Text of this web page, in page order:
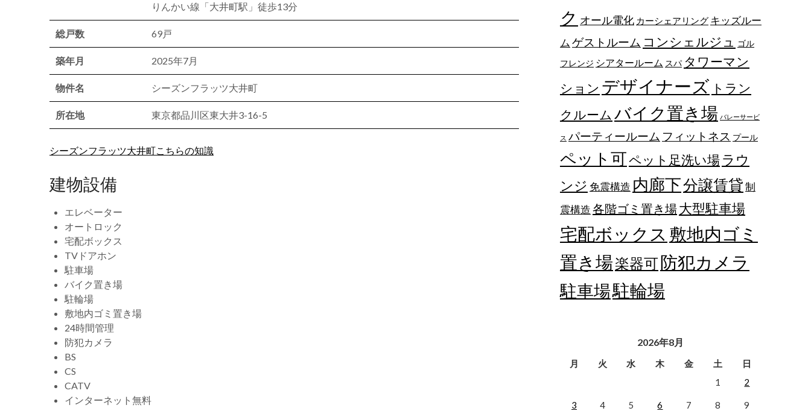
りんかい線「大井町駅」徒歩13分
総戸数 69戸
築年月 2025年7月
物件名 シーズンフラッツ大井町
所在地 東京都品川区東大井3-16-5
シーズンフラッツ大井町こちらの知識
建物設備
エレベーター
オートロック
宅配ボックス
TVドアホン
駐車場
バイク置き場
駐輪場
敷地内ゴミ置き場
24時間管理
防犯カメラ
BS
CS
CATV
インターネット無料
ク オール電化 カーシェアリング キッズルー
ム ゲストルーム コンシェルジュ
ゴル
フレンジ シアタールーム スパ タワーマン
ション デザイナーズ トラン
クルーム バイク置き場 バレーサービ
ス パーティールーム フィットネス プール
ペット可ペット足洗い場 ラウ
ンジ 免震構造 内廊下分譲賃貸制
震構造各階ゴミ置き場大型駐車場
宅配ボックス 敷地内ゴミ
置き場楽器可防犯カメラ
駐車場駐輪場
2026年8月
月 火 水 木 金 土
日
1
2
3 4 5 6 7 8 9